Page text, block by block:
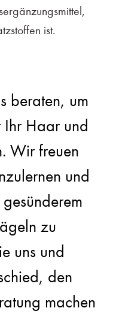
ist.
beraten, um
Ihr Haar und
Wir freuen
und
zu
uns und
den
machen